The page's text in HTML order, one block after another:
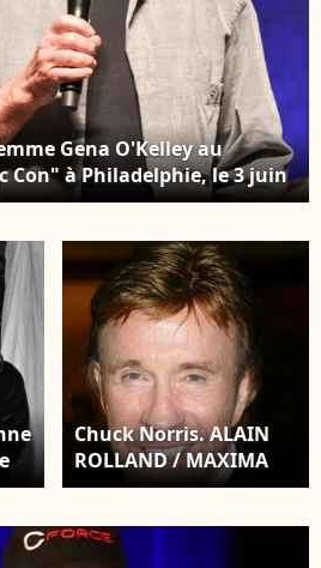
Gena O'Kelley au
Con" à Philadelphie, le 3 juin
via Zuma Press/Bestimage
Chuck Norris. ALAIN
ROLLAND / MAXIMA
PROD / BESTIMAGE